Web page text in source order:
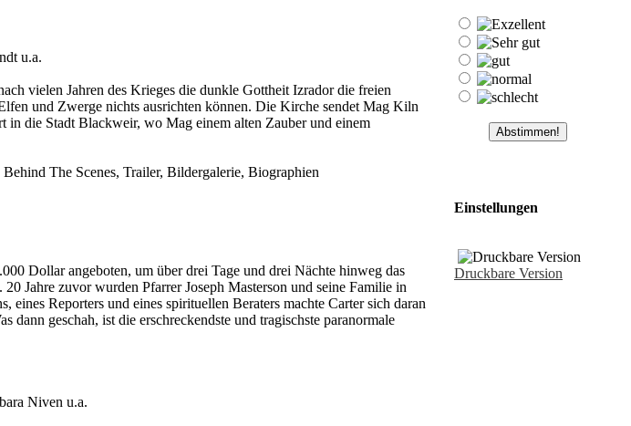
u.a.
vielen Jahren des Krieges die dunkle Gottheit Izrador die freien
und Zwerge nichts ausrichten können. Die Kirche sendet Mag Kiln
in die Stadt Blackweir, wo Mag einem alten Zauber und einem
The Scenes, Trailer, Bildergalerie, Biographien
Dollar angeboten, um über drei Tage und drei Nächte hinweg das
Jahre zuvor wurden Pfarrer Joseph Masterson und seine Familie in
Reporters und eines spirituellen Beraters machte Carter sich daran
dann geschah, ist die erschreckendste und tragischste paranormale
Niven u.a.
Einstellungen
Druckbare Version